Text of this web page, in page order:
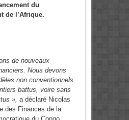
du
de l’Afrique.
de nouveaux
Nous devons
non conventionnels
battus, voire sans
», a déclaré Nicolas
des Finances de la